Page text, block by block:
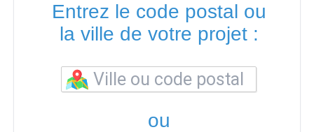
Entrez le code postal ou
la ville de votre projet :
ou